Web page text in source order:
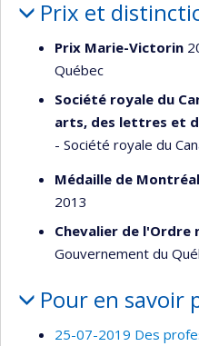
Prix et
Prix Marie-Victorin
Québec
Société royale du
arts, des lettres et
- Société royale du
Médaille de Montréal
2013
Chevalier de l'Ordre
Gouvernement du
Pour en savoir
25-07-2019 Des